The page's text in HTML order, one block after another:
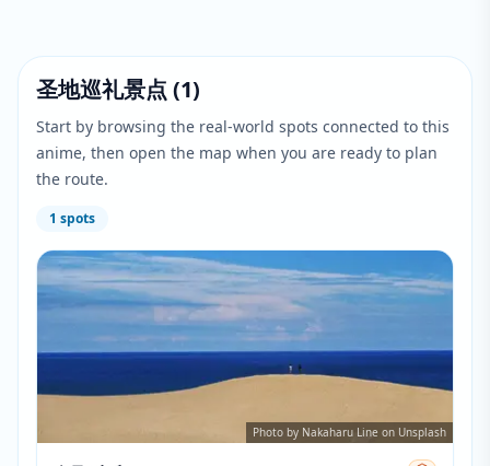
圣地巡礼景点 (1)
Start by browsing the real-world spots connected to this
anime, then open the map when you are ready to plan
the route.
1 spots
Photo by Nakaharu Line on Unsplash